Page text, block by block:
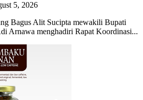
5, 2026
Bagus Alit Sucipta mewakili Bupati
Arnawa menghadiri Rapat Koordinasi...